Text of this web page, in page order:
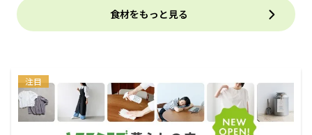
食材をもっと見る
注目